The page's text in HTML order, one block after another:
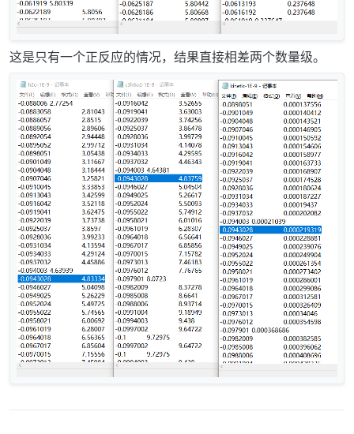
这是只有一个正反应的情况，结果直接相差两个数量级。